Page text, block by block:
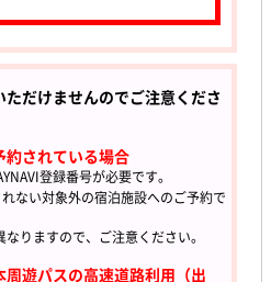
だけませんのでご注意くださ
約されている場合
登録番号が必要です。
ない対象外の宿泊施設へのご予約で
りますので、ご注意ください。
周遊パスの高速道路利用（出